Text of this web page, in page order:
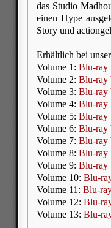
das Studio
einen Hype
Story und
Erhältlich bei
Volume 1: Blu-ray
Volume 2: Blu-ray
Volume 3: Blu-ray
Volume 4: Blu-ray
Volume 5: Blu-ray
Volume 6: Blu-ray
Volume 7: Blu-ray
Volume 8: Blu-ray
Volume 9: Blu-ray
Volume 10: Blu-
Volume 11: Blu-
Volume 12: Blu-
Volume 13: Blu-